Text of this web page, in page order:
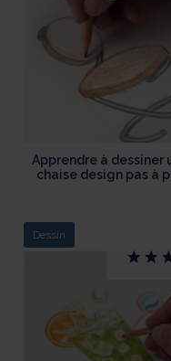
Apprendre à dessiner
chaise design pas à
Dessin